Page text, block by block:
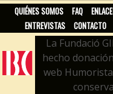
QUIÉNES SOMOS FAQ
ENTREVISTAS
CONTACTO
La Fundació
hecho
web